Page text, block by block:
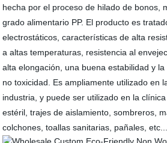
hecha por el proceso de hilado de bonos,
grado alimentario PP. El producto es
electrostáticos, características de alta
a altas temperaturas, resistencia al
alta elongación, una buena estabilidad y
no toxicidad. Es ampliamente utilizado en
industria, y puede ser utilizado en la
estéril, trajes de aislamiento, sombreros,
colchones, toallas sanitarias, pañales, etc...